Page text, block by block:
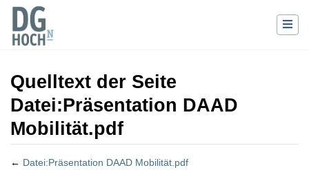
Quelltext der Seite
Datei:Präsentation DAAD
Mobilität.pdf
← Datei:Präsentation DAAD Mobilität.pdf